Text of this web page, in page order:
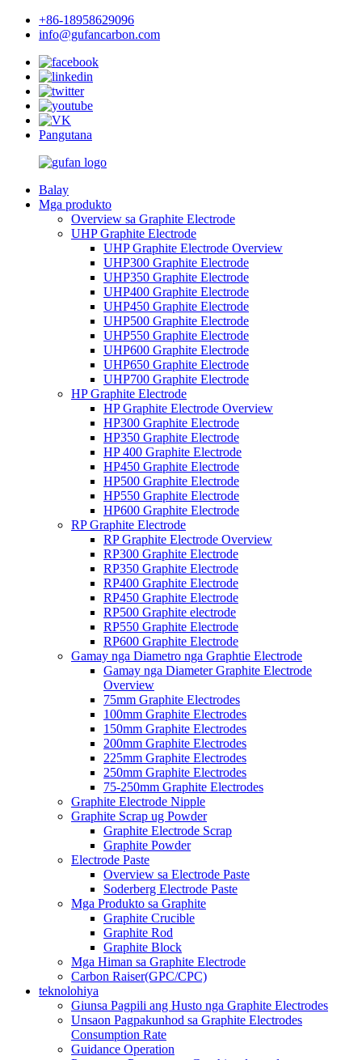
+86-18958629096
info@gufancarbon.com
Pangutana
Balay
Mga produkto
Overview sa Graphite Electrode
UHP Graphite Electrode
UHP Graphite Electrode Overview
UHP300 Graphite Electrode
UHP350 Graphite Electrode
UHP400 Graphite Electrode
UHP450 Graphite Electrode
UHP500 Graphite Electrode
UHP550 Graphite Electrode
UHP600 Graphite Electrode
UHP650 Graphite Electrode
UHP700 Graphite Electrode
HP Graphite Electrode
HP Graphite Electrode Overview
HP300 Graphite Electrode
HP350 Graphite Electrode
HP 400 Graphite Electrode
HP450 Graphite Electrode
HP500 Graphite Electrode
HP550 Graphite Electrode
HP600 Graphite Electrode
RP Graphite Electrode
RP Graphite Electrode Overview
RP300 Graphite Electrode
RP350 Graphite Electrode
RP400 Graphite Electrode
RP450 Graphite Electrode
RP500 Graphite electrode
RP550 Graphite Electrode
RP600 Graphite Electrode
Gamay nga Diametro nga Graphtie Electrode
Gamay nga Diameter Graphite Electrode
Overview
75mm Graphite Electrodes
100mm Graphite Electrodes
150mm Graphite Electrodes
200mm Graphite Electrodes
225mm Graphite Electrodes
250mm Graphite Electrodes
75-250mm Graphite Electrodes
Graphite Electrode Nipple
Graphite Scrap ug Powder
Graphite Electrode Scrap
Graphite Powder
Electrode Paste
Overview sa Electrode Paste
Soderberg Electrode Paste
Mga Produkto sa Graphite
Graphite Crucible
Graphite Rod
Graphite Block
Mga Himan sa Graphite Electrode
Carbon Raiser(GPC/CPC)
teknolohiya
Giunsa Pagpili ang Husto nga Graphite Electrodes
Unsaon Pagpakunhod sa Graphite Electrodes
Consumption Rate
Guidance Operation